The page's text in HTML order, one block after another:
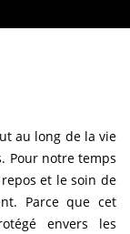
au long de la vie
Pour notre temps
et le soin de
Parce que cet
envers les